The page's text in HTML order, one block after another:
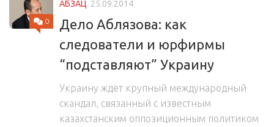
0
АБЗАЦ 25.09.2014
Дело Аблязова: как
следователи и юрфирмы
“подставляют” Украину
Украину ждет крупный международный
скандал, связанный с известным
казахстанским оппозиционным политиком